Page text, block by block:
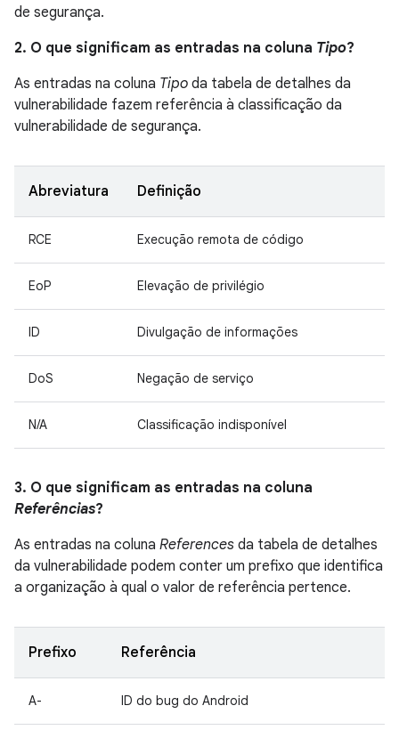
de segurança.
2. O que significam as entradas na coluna Tipo?
As entradas na coluna Tipo da tabela de detalhes da
vulnerabilidade fazem referência à classificação da
vulnerabilidade de segurança.
Abreviatura Definição
RCE Execução remota de código
EoP Elevação de privilégio
ID Divulgação de informações
DoS Negação de serviço
N/A Classificação indisponível
3. O que significam as entradas na coluna
Referências?
As entradas na coluna References da tabela de detalhes
da vulnerabilidade podem conter um prefixo que identifica
a organização à qual o valor de referência pertence.
Prefixo Referência
A- ID do bug do Android